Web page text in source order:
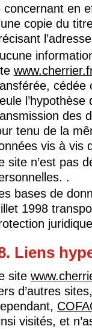
concernant en
copie du
cédée
des
tenu de la
vis à vis
site n’est pas
.
bases de
1998
Liens
site
d’autres
visités, et